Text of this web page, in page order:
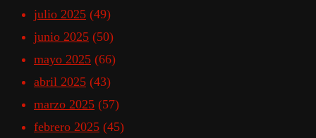
julio 2025 (49)
junio 2025 (50)
mayo 2025 (66)
abril 2025 (43)
marzo 2025 (57)
febrero 2025 (45)